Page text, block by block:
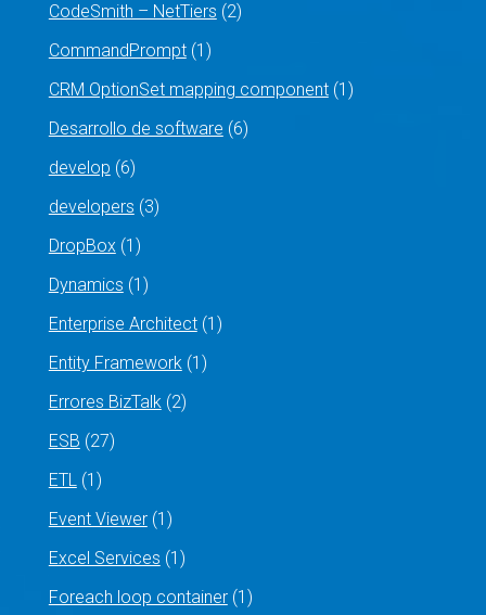
CodeSmith – NetTiers (2)
CommandPrompt(1)
CRM OptionSet mapping component(1)
Desarrollo de software (6)
develop (6)
developers (3)
DropBox(1)
Dynamics (1)
Enterprise Architect(1)
Entity Framework(1)
Errores BizTalk(2)
ESB (27)
ETL(1)
Event Viewer(1)
Excel Services (1)
Foreach loop container(1)